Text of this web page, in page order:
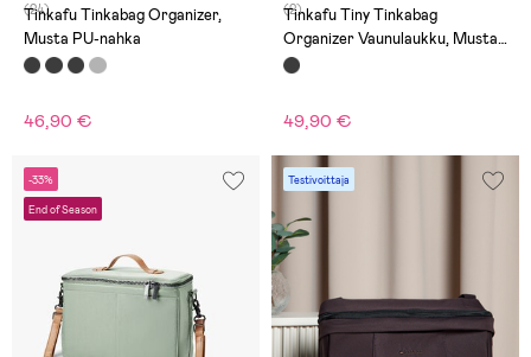
(24)
Tinkafu Tinkabag Organizer,
Musta PU-nahka
46,90 €
(2)
Tinkafu Tiny Tinkabag
Organizer Vaunulaukku, Musta
PU-nahka
49,90 €
-33%
End of Season
Testivoittaja